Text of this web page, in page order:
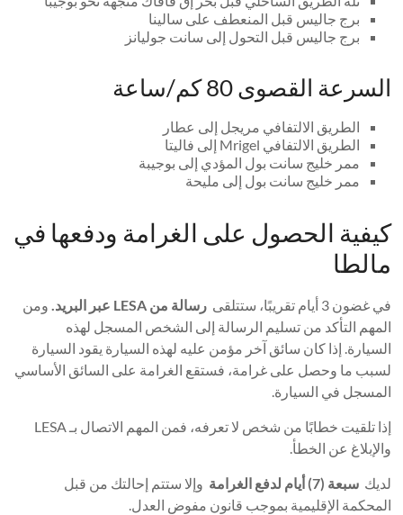
برج جاليس قبل المنعطف على سالينا
برج جاليس قبل التحول إلى سانت جوليانز
السرعة القصوى 80 كم/ساعة
الطريق الالتفافي مريجل إلى عطار
الطريق الالتفافي Mrigel إلى فاليتا
ممر خليج سانت بول المؤدي إلى بوجيبة
ممر خليج سانت بول إلى مليحة
كيفية الحصول على الغرامة ودفعها في
مالطا
في غضون 3 أيام تقريبًا، ستتلقى رسالة من LESA عبر البريد.
ومن
المهم التأكد من تسليم الرسالة إلى الشخص المسجل لهذه
السيارة. إذا كان سائق آخر مؤمن عليه لهذه السيارة يقود السيارة
لسبب ما وحصل على غرامة، فستقع الغرامة على السائق الأساسي
المسجل في السيارة.
إذا تلقيت خطابًا من شخص لا تعرفه، فمن المهم الاتصال بـ LESA
والإبلاغ عن الخطأ.
لديكسبعة (7) أيام لدفع الغرامة
وإلا ستتم إحالتك من قبل
المحكمة الإقليمية بموجب قانون مفوض العدل.